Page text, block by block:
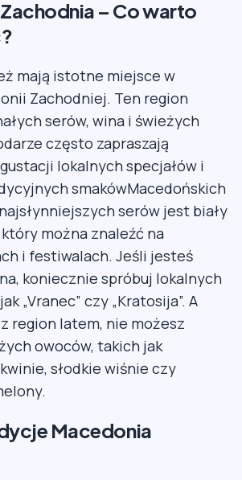
– Co warto
mają istotne miejsce w
Zachodniej. Ten region
serów, wina i świeżych
często zapraszają
lokalnych specjałów i
smakówMacedońskich
serów jest biały
który można znaleźć na
i festiwalach. Jeśli jesteś
koniecznie spróbuj lokalnych
„Vranec” czy „Kratosija”. A
region latem, nie możesz
owoców, takich jak
słodkie wiśnie czy
Macedonia